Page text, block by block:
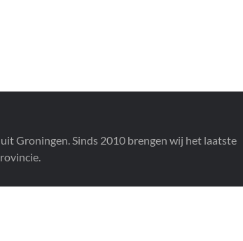
Groningen. Sinds 2010 brengen wij het laatste